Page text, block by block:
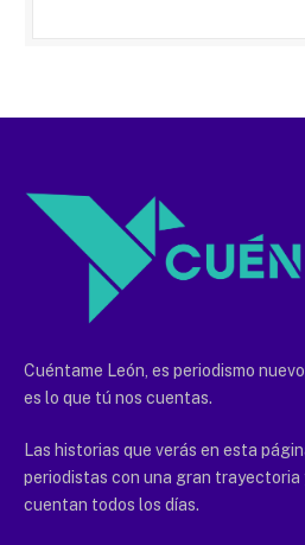
Cuéntame León, es periodismo
es lo que tú nos cuentas.
Las historias que verás en esta
periodistas con una gran trayectoria
cuentan todos los días.